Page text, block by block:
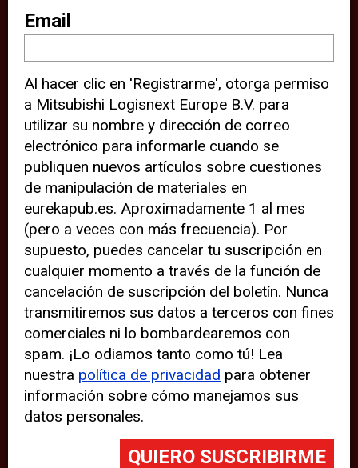
sitio web (por ejemplo, ofreciéndole
información de ubicación). Estas
terceras partes también definen
cookies en su dispositivo y pueden
rastrear su comportamiento en
internet. Al hacer clic en “Aceptar”,
significa que está de acuerdo con el
uso de cookies analíticas y de
terceros para tener una experiencia
óptima en nuestro sitio web. Si
elige “Declinar” el uso de cookies
analíticas y de terceros, evitará que
terceras partes rastreen su
comportamiento en nuestro sitio
web, aunque pueden aparecer
problemas técnicos con el sitio
web. Para obtener más
información, lea nuestra
Email
Al hacer clic en 'Registrarme', otorga permiso
a Mitsubishi Logisnext Europe B.V. para
utilizar su nombre y dirección de correo
electrónico para informarle cuando se
publiquen nuevos artículos sobre cuestiones
de manipulación de materiales en
eurekapub.es. Aproximadamente 1 al mes
(pero a veces con más frecuencia). Por
supuesto, puedes cancelar tu suscripción en
cualquier momento a través de la función de
cancelación de suscripción del boletín. Nunca
transmitiremos sus datos a terceros con fines
comerciales ni lo bombardearemos con
spam. ¡Lo odiamos tanto como tú! Lea
nuestra política de privacidad para obtener
información sobre cómo manejamos sus
datos personales.